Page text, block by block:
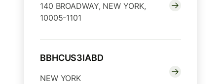
140 BROADWAY, NEW YORK,
10005-1101
BBHCUS3IABD
NEW YORK